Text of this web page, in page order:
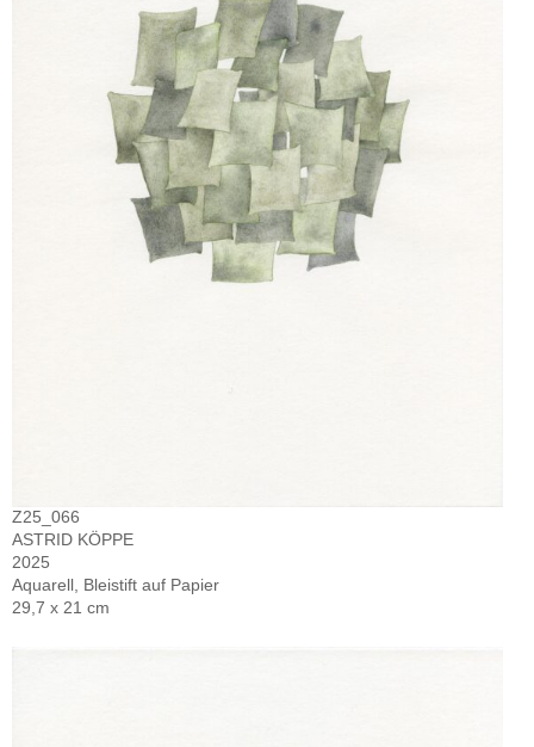
Z25_066
ASTRID KÖPPE
2025
Aquarell, Bleistift auf Papier
29,7 x 21 cm